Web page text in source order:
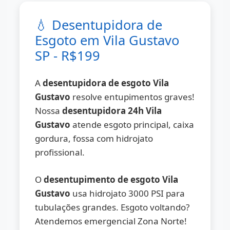
💧 Desentupidora de
Esgoto em Vila Gustavo
SP - R$199
Adesentupidora de esgoto Vila
Gustavo resolve entupimentos graves!
Nossadesentupidora 24h Vila
Gustavo atende esgoto principal, caixa
gordura, fossa com hidrojato
profissional.
Odesentupimento de esgoto Vila
Gustavo usa hidrojato 3000 PSI para
tubulações grandes. Esgoto voltando?
Atendemos emergencial Zona Norte!